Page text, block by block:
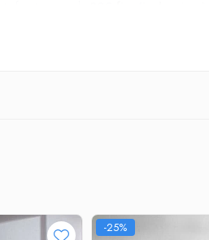
lenjeriei, pentru un finisaj
pentru a fi oferit cadou celor dragi.
-25%